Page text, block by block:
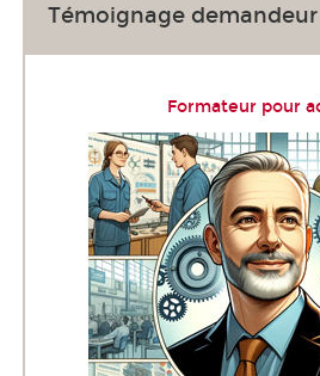
Témoignage
Formateur pour